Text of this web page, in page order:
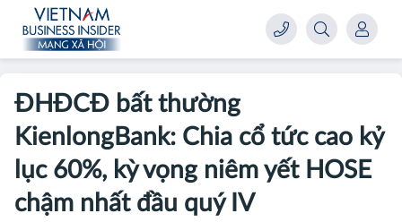
ĐHĐCĐ bất thường
KienlongBank: Chia cổ tức cao kỷ
lục 60%, kỳ vọng niêm yết HOSE
chậm nhất đầu quý IV